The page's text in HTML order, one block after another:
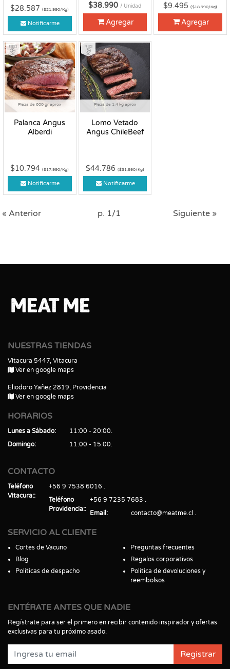
$28.587($21.990/Kg)
Notificarme
$38.990 / Unidad
Agregar
$9.495($18.990/Kg)
Agregar
Pieza de 600 gr aprox
Palanca Angus
Alberdi
Fresco
$10.794($17.990/Kg)
Notificarme
Pieza de 1.4 kg aprox
Lomo Vetado
Angus ChileBeef
Fresco
$44.786 ($31.990/Kg)
Notificarme
« Anterior p. 1/1 Siguiente »
NUESTRAS TIENDAS
Vitacura 5447, Vitacura
Ver en google maps
Eliodoro Yañez 2819, Providencia
Ver en google maps
HORARIOS
Lunes a Sábado
11:00 - 20:00
Domingo
11:00 - 15:00
CONTACTO
Teléfono
Vitacura:
+56 9 7538 6016
Teléfono
Providencia:
+56 9 7235 7683
Email
contacto@meatme.cl
SERVICIO AL CLIENTE
Cortes de Vacuno
Blog
Políticas de despacho
Preguntas frecuentes
Regalos corporativos
Política de devoluciones y
reembolsos
ENTÉRATE ANTES QUE NADIE
Regístrate para ser el primero en recibir contenido inspirador y ofertas
exclusivas para tu próximo asado.
Registrar